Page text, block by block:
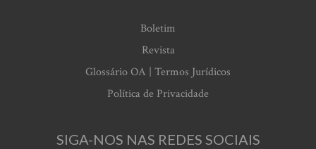
Boletim
Revista
Glossário OA | Termos Jurídicos
Política de Privacidade
SIGA-NOS NAS REDES SOCIAIS